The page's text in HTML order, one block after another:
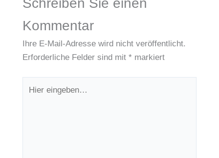
Schreiben Sie einen
Kommentar
Ihre E-Mail-Adresse wird nicht veröffentlicht.
Erforderliche Felder sind mit * markiert
eingeben…